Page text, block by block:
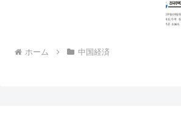
ホーム 中国経済